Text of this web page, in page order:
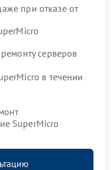
при отказе от
серверов
в течении
SuperMicro